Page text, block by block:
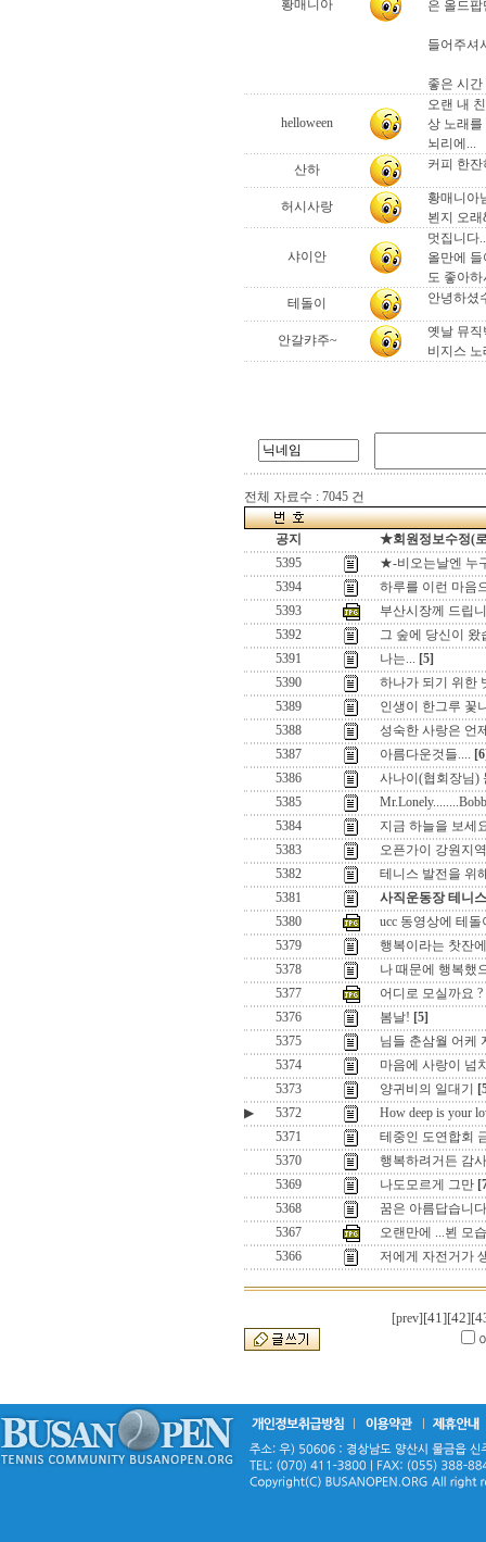
황매니아
은 올드
들어주셔
좋은 시
helloween
오랜 내
상 노래
뇌리에...
산하
커피 한
허시사랑
황매니아
뵌지 오래
샤이안
멋집니다
올만에 들
도 좋아
테돌이
안녕하셨
안갈캬주~
옛날 뮤
비지스
전체 자료수 : 7045 건
공지
★회원정보수정(
5395
★-비오는날엔 누
5394
하루를 이런 마음
5393
부산시장께 드립
5392
그 숲에 당신이 왔
5391
나는... [5]
5390
하나가 되기 위한
5389
인생이 한그루 꽃
5388
성숙한 사랑은 언
5387
아름다운것들....
5386
사나이(협회장님)
5385
5384
지금 하늘을 보세
5383
오픈가이 강원지
5382
테니스 발전을 위
5381
사직운동장 테니
5380
ucc 동영상에 테돌
5379
행복이라는 찻잔
5378
나 때문에 행복했
5377
어디로 모실까요 ?
5376
봄날! [5]
5375
님들 춘삼월 어케
5374
마음에 사랑이 넘
5373
양귀비의 일대기
▶
5372
How deep is your
5371
테중인 도연합회
5370
행복하려거든 감
5369
나도모르게 그만
5368
꿈은 아름답습니
5367
오랜만에 ...뵌 모습
5366
저에게 자전거가
[prev] [41][42]